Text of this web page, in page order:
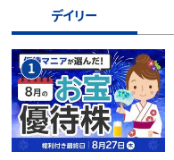
デイリー
1